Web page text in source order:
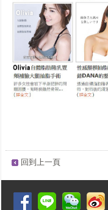
回到上一頁